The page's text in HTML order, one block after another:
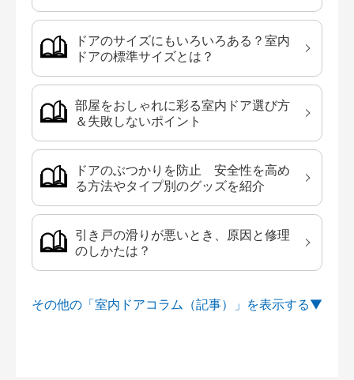
ドアのサイズにもいろいろある？室内
ドアの標準サイズとは？
部屋をおしゃれに彩る室内ドア選び方
＆失敗しないポイント
ドアのぶつかりを防止 安全性を高め
る方法やタイプ別のグッズを紹介
引き戸の滑りが悪いとき、原因と修理
のしかたは？
その他の「室内ドアコラム（記事）」を